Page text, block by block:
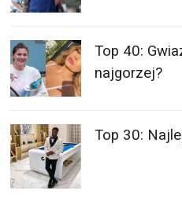
Top 40:
najgorzej?
Top 30: